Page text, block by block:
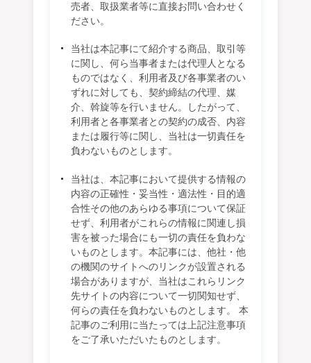
売者、取扱業者等に直接お問い合わせく
ださい。
当社は本記事にて紹介する商品、取引等
に関し、何ら当事者または代理人となる
ものではなく、利用者及び各事業者のい
ずれに対しても、契約締結の代理、媒
介、斡旋等を行いません。したがって、
利用者と各事業者との契約の成否、内容
または履行等に関し、当社は一切責任を
負わないものとします。
当社は、本記事において提供する情報の
内容の正確性・妥当性・適法性・目的適
合性その他のあらゆる事項について保証
せず、利用者がこれらの情報に関連し損
害を被った場合にも一切の責任を負わな
いものとします。本記事には、他社・他
の機関のサイトへのリンクが設置される
場合がありますが、当社はこれらリンク
先サイトの内容について一切関知せず、
何らの責任を負わないものとします。 本
記事のご利用に当たっては上記注意事項
をご了承いただいたものとします。